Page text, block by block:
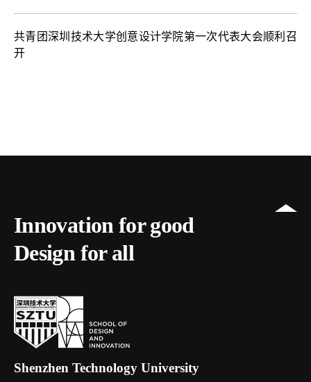
共青团深圳技术大学创意设计学院第一次代表大会顺利召
开
Innovation for good
Design for all
Shenzhen Technology University